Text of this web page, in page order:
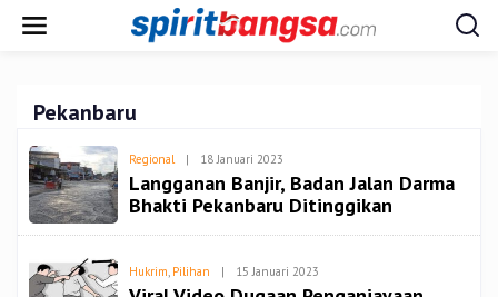
Pekanbaru
Regional | 18 Januari 2023
Langganan Banjir, Badan Jalan Darma
Bhakti Pekanbaru Ditinggikan
Hukrim, Pilihan | 15 Januari 2023